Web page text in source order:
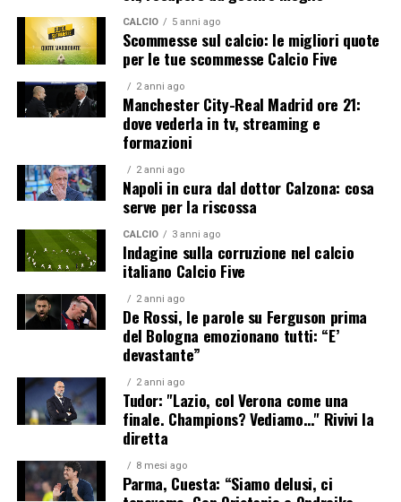
CALCIO 5 anni ago
Scommesse sul calcio: le migliori quote
per le tue scommesse Calcio Five
2 anni ago
Manchester City-Real Madrid ore 21:
dove vederla in tv, streaming e
formazioni
2 anni ago
Napoli in cura dal dottor Calzona: cosa
serve per la riscossa
CALCIO 3 anni ago
Indagine sulla corruzione nel calcio
italiano Calcio Five
2 anni ago
De Rossi, le parole su Ferguson prima
del Bologna emozionano tutti: “E’
devastante”
2 anni ago
Tudor: "Lazio, col Verona come una
finale. Champions? Vediamo…" Rivivi la
diretta
8 mesi ago
Parma, Cuesta: “Siamo delusi, ci